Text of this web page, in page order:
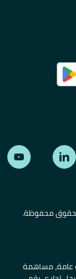
عامة، مساهمة